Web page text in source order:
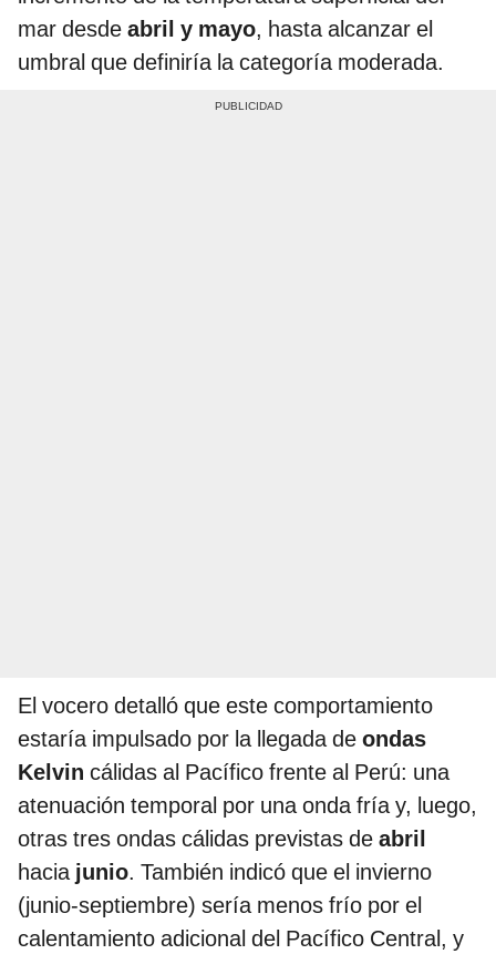
mar desde abril y mayo, hasta alcanzar el
umbral que definiría la categoría moderada.
El vocero detalló que este comportamiento
estaría impulsado por la llegada de ondas
Kelvin cálidas al Pacífico frente al Perú: una
atenuación temporal por una onda fría y, luego,
otras tres ondas cálidas previstas de abril
hacia junio. También indicó que el invierno
(junio-septiembre) sería menos frío por el
calentamiento adicional del Pacífico Central, y